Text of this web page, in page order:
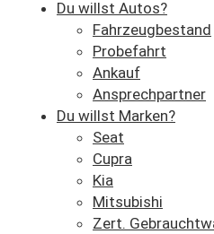
Du willst Autos?
Fahrzeugbestand
Probefahrt
Ankauf
Ansprechpartner
Du willst Marken?
Seat
Cupra
Kia
Mitsubishi
Zert.